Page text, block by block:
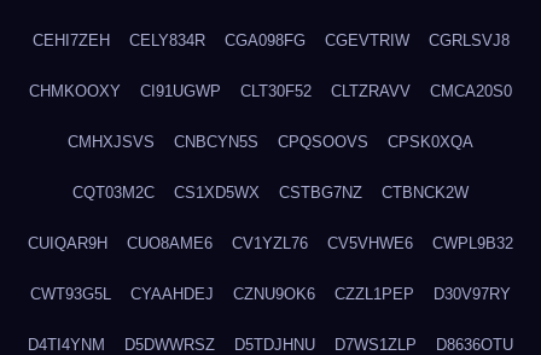
CEHI7ZEH CELY834R CGA098FG CGEVTRIW CGRLSVJ8
CHMKOOXY CI91UGWP CLT30F52 CLTZRAVV CMCA20S0
CMHXJSVS CNBCYN5S CPQSOOVS CPSK0XQA
CQT03M2C CS1XD5WX CSTBG7NZ CTBNCK2W
CUIQAR9H CUO8AME6 CV1YZL76 CV5VHWE6 CWPL9B32
CWT93G5L CYAAHDEJ CZNU9OK6 CZZL1PEP D30V97RY
D4TI4YNM D5DWWRSZ D5TDJHNU D7WS1ZLP D8636OTU